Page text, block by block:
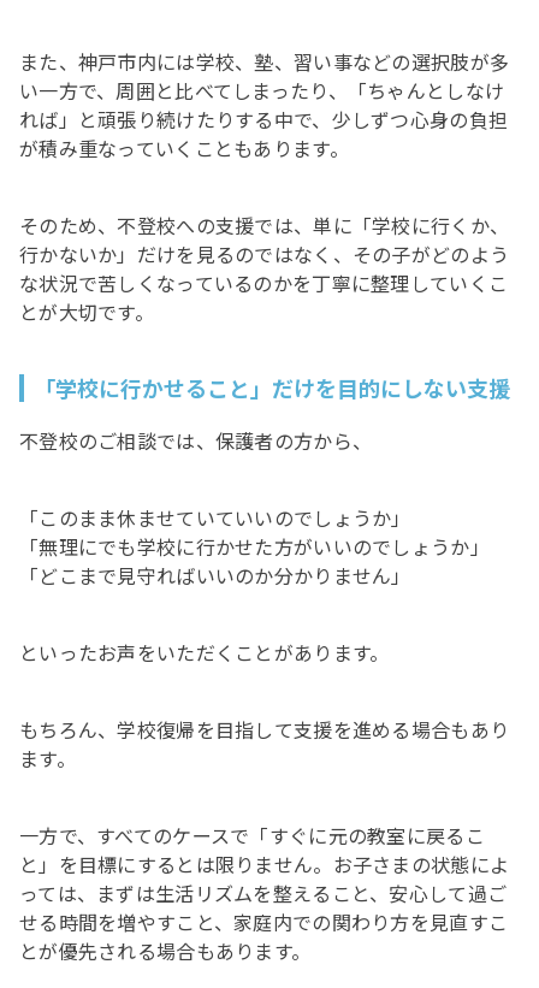
また、神戸市内には学校、塾、習い事などの選択肢が多
い一方で、周囲と比べてしまったり、「ちゃんとしなけ
れば」と頑張り続けたりする中で、少しずつ心身の負担
が積み重なっていくこともあります。
そのため、不登校への支援では、単に「学校に行くか、
行かないか」だけを見るのではなく、その子がどのよう
な状況で苦しくなっているのかを丁寧に整理していくこ
とが大切です。
「学校に行かせること」だけを目的にしない支援
不登校のご相談では、保護者の方から、
「このまま休ませていていいのでしょうか」
「無理にでも学校に行かせた方がいいのでしょうか」
「どこまで見守ればいいのか分かりません」
といったお声をいただくことがあります。
もちろん、学校復帰を目指して支援を進める場合もあり
ます。
一方で、すべてのケースで「すぐに元の教室に戻るこ
と」を目標にするとは限りません。お子さまの状態によ
っては、まずは生活リズムを整えること、安心して過ご
せる時間を増やすこと、家庭内での関わり方を見直すこ
とが優先される場合もあります。